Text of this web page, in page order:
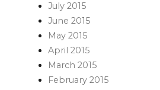
July 2015
June 2015
May 2015
April 2015
March 2015
February 2015